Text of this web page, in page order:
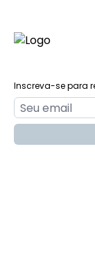
Inscreva-se para